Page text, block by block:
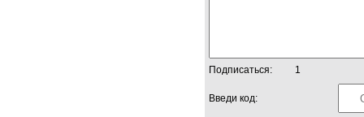
Подписаться: 1
Введи код: